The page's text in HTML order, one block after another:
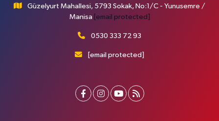
Güzelyurt Mahallesi, 5793 Sokak, No:1/C - Yunusemre /
Manisa [email protected]
0530 333 72 93
[email protected]